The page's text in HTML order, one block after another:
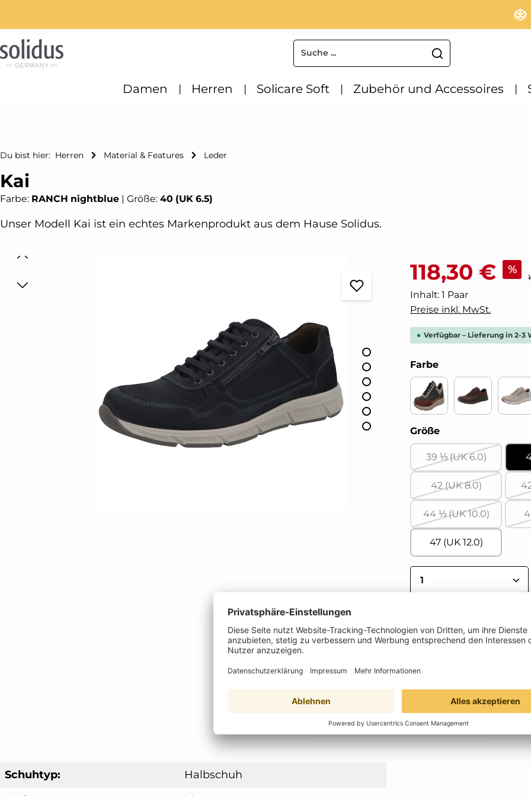
Damen Herren Solicare Soft Zubehör und Accessoires
Du bist hier: Herren Material & Features Leder
Kai
Farbe: RANCH nightblue | Größe: 40 (UK 6.5)
Unser Modell Kai ist ein echtes Markenprodukt aus dem Hause Solidus.
Bildergalerie überspringen Verkaufspreis:
118,30 € %
Inhalt: 1 Paar
Preise inkl. MwSt.
Verfügbar – Lieferung in 2-3
Farbeauswählen
Größeauswählen
39 ⅓ (UK 6.0)
(Diese Option
42 (UK 8.0)
(Diese Option ist
44 ⅓ (UK 10.0)
(Diese Option
47 (UK 12.0)
Produkt
Produktnummer:
76701580146065
Solidus
Eigenschaften
Schuhtyp:
Halbschuh